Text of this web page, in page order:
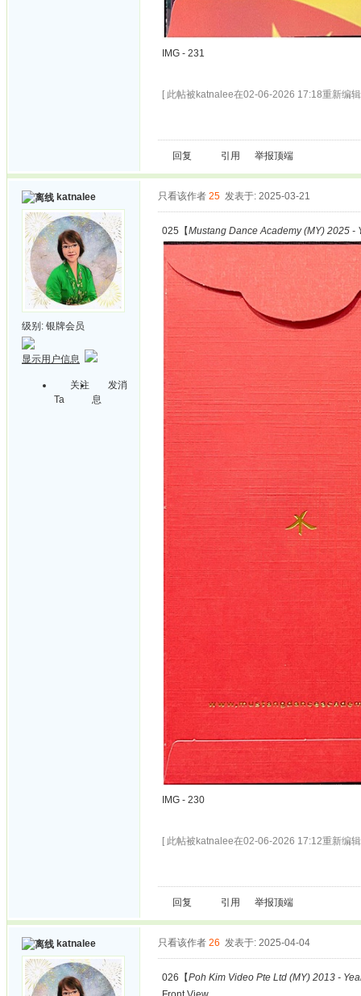
IMG - 231
[ 此帖被katnalee在02-06-2026 17:18重新编
回复 引用 举报顶端
katnalee
级别: 银牌会员
显示用户信息
关注
Ta
发消
息
只看该作者 25 发表于: 2025-03-21
025【Mustang Dance Academy (MY) 2025 -
IMG - 230
[ 此帖被katnalee在02-06-2026 17:12重新编
回复 引用 举报顶端
katnalee 只看该作者 26 发表于: 2025-04-04
026【Poh Kim Video Pte Ltd (MY) 2013 -